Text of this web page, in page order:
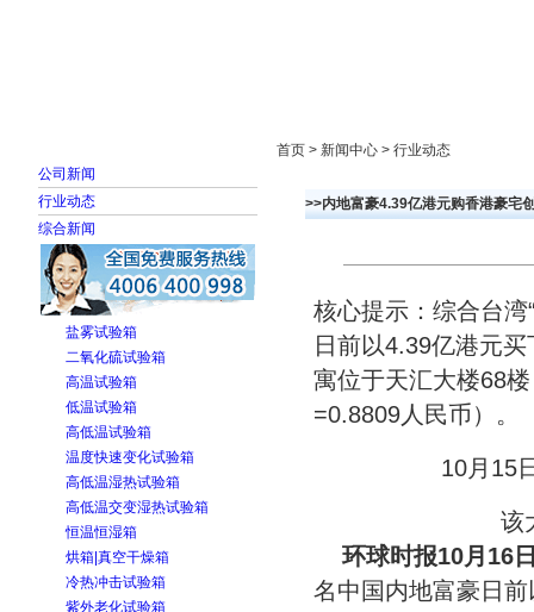
公司新闻
行业动态
综合新闻
盐雾试验箱
二氧化硫试验箱
高温试验箱
低温试验箱
高低温试验箱
温度快速变化试验箱
高低温湿热试验箱
高低温交变湿热试验箱
恒温恒湿箱
烘箱|真空干燥箱
冷热冲击试验箱
紫外老化试验箱
首页 > 新闻中心 > 行业动态
>>内地富豪4.39亿港元购香港豪宅
核心提示：综合台
日前以4.39亿港元
寓位于天汇大楼68
=0.8809人民币）。
10月15
该
环球时报10月16
名中国内地富豪日